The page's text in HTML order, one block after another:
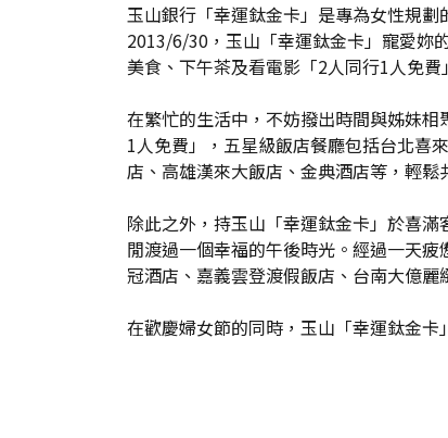
玉山銀行「幸運鈦金卡」是專為女性規
2013/6/30，玉山「幸運鈦金卡」寵愛妳
美食、下午茶及看電影「2人同行1人免
在繁忙的生活中，不妨撥出時間與姊妹
1人免費」，五星級飯店餐廳包括台北喜
店、高雄漢來大飯店、金典酒店等，輕鬆
除此之外，持玉山「幸運鈦金卡」於喜
閒渡過一個幸福的午後時光。經過一天
冠酒店、嘉義雲登渡假飯店、台南大億
在歡慶婦女節的同時，玉山「幸運鈦金